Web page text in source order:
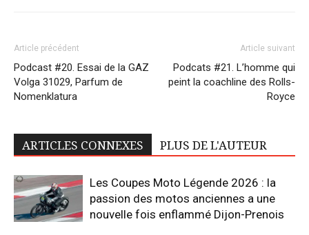
Article précédent
Podcast #20. Essai de la GAZ
Volga 31029, Parfum de
Nomenklatura
Article suivant
Podcats #21. L’homme qui
peint la coachline des Rolls-
Royce
ARTICLES CONNEXES PLUS DE L'AUTEUR
Les Coupes Moto Légende 2026 : la
passion des motos anciennes a une
nouvelle fois enflammé Dijon-Prenois